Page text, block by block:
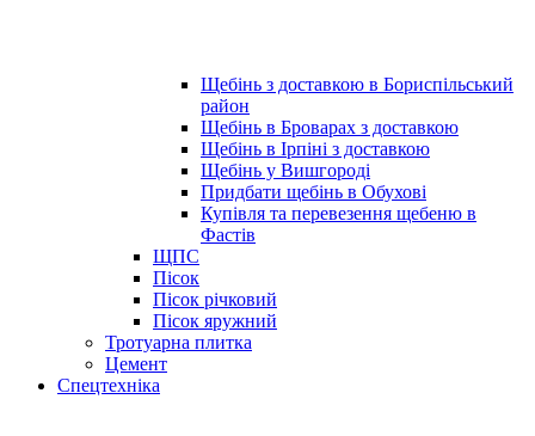
Щебінь з доставкою в Бориспільський
район
Щебінь в Броварах з доставкою
Щебінь в Ірпіні з доставкою
Щебінь у Вишгороді
Придбати щебінь в Обухові
Купівля та перевезення щебеню в
Фастів
ЩПС
Пісок
Пісок річковий
Пісок яружний
Тротуарна плитка
Цемент
Спецтехніка